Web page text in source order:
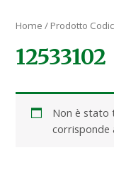
Home / Prodotto
12533102
Non è stato
corrisponde